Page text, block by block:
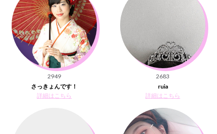
2949
さっきょんです！
詳細はこちら
2683
ruia
詳細はこちら